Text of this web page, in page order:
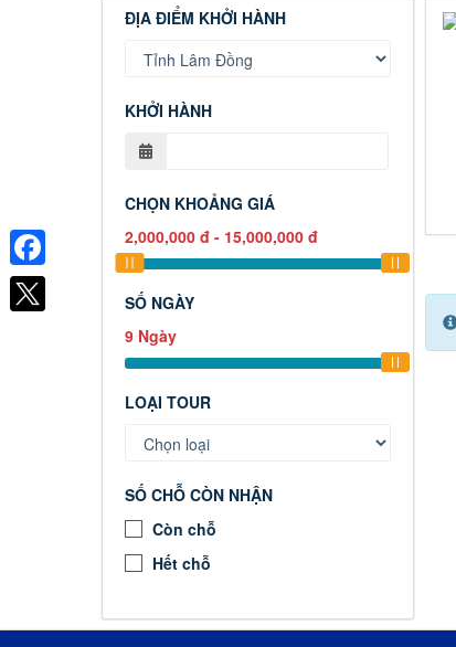
ĐỊA ĐIỂM KHỞI HÀNH
KHỞI HÀNH
CHỌN KHOẢNG GIÁ
2,000,000 đ - 15,000,000 đ
SỐ NGÀY
9 Ngày
LOẠI TOUR
SỐ CHỖ CÒN NHẬN
Còn chỗ
Hết chỗ
Facebook